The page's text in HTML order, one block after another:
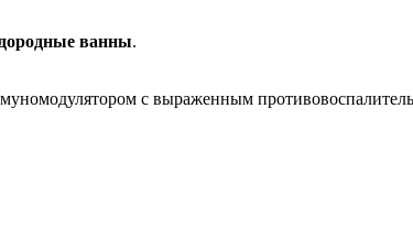
ванны.
с выраженным